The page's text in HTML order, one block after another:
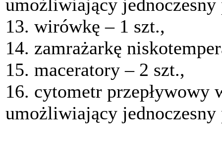
umożliwiający
13. wirówkę – 1 szt.,
14. zamrażarkę
15. maceratory – 2 szt.,
16. cytometr przepływowy
umożliwiający